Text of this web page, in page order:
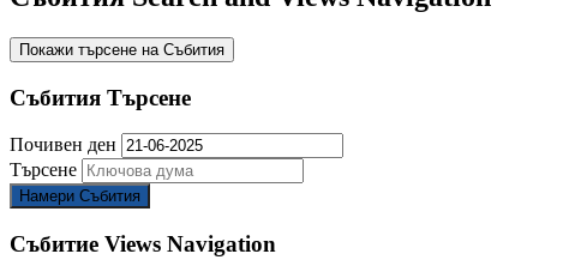
Покажи търсене на Събития
Събития Търсене
Почивен ден
Търсене
Събитие Views Navigation